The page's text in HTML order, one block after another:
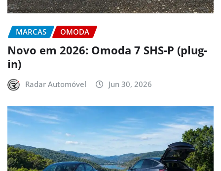
MARCAS OMODA
Novo em 2026: Omoda 7 SHS-P (plug-
in)
Radar Automóvel Jun 30, 2026